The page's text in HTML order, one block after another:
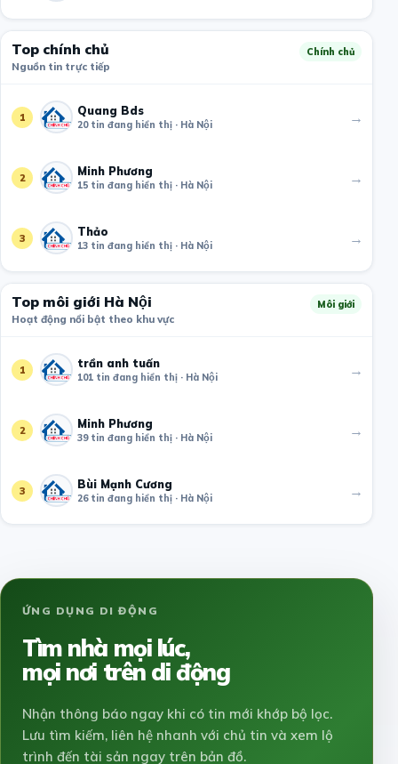
Top chính chủ
Nguồn tin trực tiếp
Chính chủ
1 Quang Bds
20 tin đang hiển thị · Hà Nội →
2 Minh Phương
15 tin đang hiển thị · Hà Nội →
3 Thảo
13 tin đang hiển thị · Hà Nội →
Top môi giới Hà Nội
Hoạt động nổi bật theo khu vực
Môi giới
1 trần anh tuấn
101 tin đang hiển thị · Hà Nội →
2 Minh Phương
39 tin đang hiển thị · Hà Nội →
3 Bùi Mạnh Cương
26 tin đang hiển thị · Hà Nội →
ỨNG DỤNG DI ĐỘNG
Tìm nhà mọi lúc,
mọi nơi trên di động
Nhận thông báo ngay khi có tin mới khớp bộ lọc.
Lưu tìm kiếm, liên hệ nhanh với chủ tin và xem lộ
trình đến tài sản ngay trên bản đồ.